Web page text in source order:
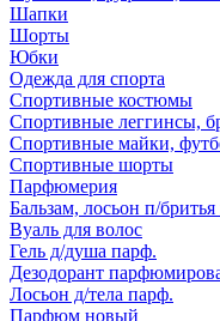
Шапки
Шорты
Юбки
Одежда для спорта
Спортивные костюмы
Спортивные леггинсы,
Спортивные майки,
Спортивные шорты
Парфюмерия
Бальзам, лосьон п/
Вуаль для волос
Гель д/душа парф.
Дезодорант
Лосьон д/тела парф.
Парфюм новый